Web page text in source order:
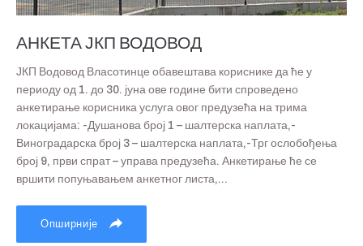
АНКЕТА ЈКП ВОДОВОД
ЈКП Водовод Власотинце обавештава кориснике да ће у
периоду од 1. до 30. јуна ове године бити спроведено
анкетирање корисника услуга овог предузећа на трима
локацијама: -Душанова број 1 – шалтерска наплата,-
Виноградарска број 3 – шалтерска наплата,-Трг ослобођења
број 9, први спрат – управа предузећа. Анкетирање ће се
вршити попуњавањем анкетног листа,...
Опширније